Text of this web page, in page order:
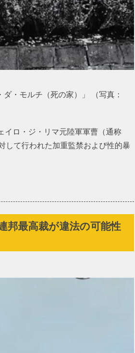
・モルチ（死の家）」 （写真：
イロ・ジ・リマ元陸軍軍曹（通称
して行われた加重監禁および性的暴
邦最高裁が違法の可能性